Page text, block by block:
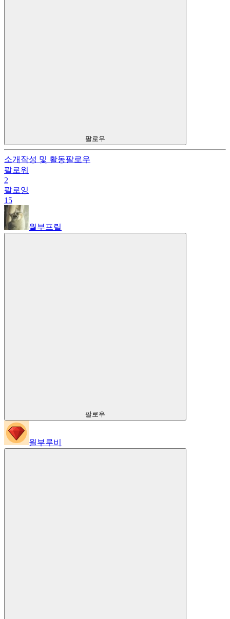
팔로우
소개 작성 및 활동팔로우
팔로워
2
팔로잉
15
월부프릴
팔로우
월부루비